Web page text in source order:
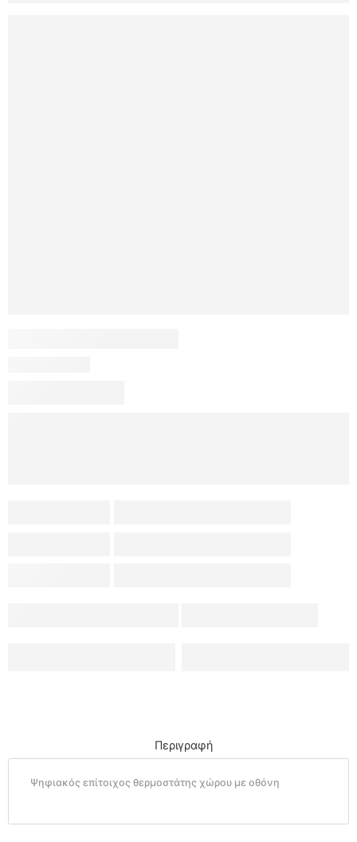
Περιγραφή
Ψηφιακός επίτοιχος θερμοστάτης χώρου με οθόνη